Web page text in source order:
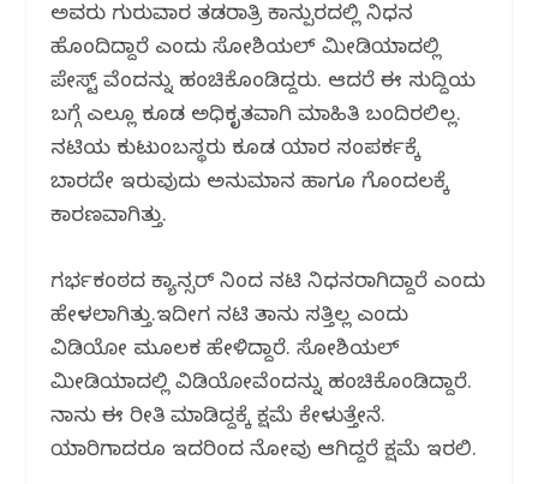
ಅವರು ಗುರುವಾರ ತಡರಾತ್ರಿ ಕಾನ್ಪುರದಲ್ಲಿ ನಿಧನ
ಹೊಂದಿದ್ದಾರೆ ಎಂದು ಸೋಶಿಯಲ್‌ ಮೀಡಿಯಾದಲ್ಲಿ
ಪೋಸ್ಟ್‌ ವೊಂದನ್ನು ಹಂಚಿಕೊಂಡಿದ್ದರು. ಆದರೆ ಈ ಸುದ್ದಿಯ
ಬಗ್ಗೆ ಎಲ್ಲೂ ಕೂಡ ಅಧಿಕೃತವಾಗಿ ಮಾಹಿತಿ ಬಂದಿರಲಿಲ್ಲ.
ನಟಿಯ ಕುಟುಂಬಸ್ಥರು ಕೂಡ ಯಾರ ಸಂಪರ್ಕಕ್ಕೆ
ಬಾರದೇ ಇರುವುದು ಅನುಮಾನ ಹಾಗೂ ಗೊಂದಲಕ್ಕೆ
ಕಾರಣವಾಗಿತ್ತು.
ಗರ್ಭಕಂಠದ ಕ್ಯಾನ್ಸರ್‌ ನಿಂದ ನಟಿ ನಿಧನರಾಗಿದ್ದಾರೆ ಎಂದು
ಹೇಳಲಾಗಿತ್ತು.ಇದೀಗ ನಟಿ ತಾನು ಸತ್ತಿಲ್ಲ ಎಂದು
ವಿಡಿಯೋ ಮೂಲಕ ಹೇಳಿದ್ದಾರೆ. ಸೋಶಿಯಲ್‌
ಮೀಡಿಯಾದಲ್ಲಿ ವಿಡಿಯೋವೊಂದನ್ನು ಹಂಚಿಕೊಂಡಿದ್ದಾರೆ.
ನಾನು ಈ ರೀತಿ ಮಾಡಿದ್ದಕ್ಕೆ ಕ್ಷಮೆ ಕೇಳುತ್ತೇನೆ.
ಯಾರಿಗಾದರೂ ಇದರಿಂದ ನೋವು ಆಗಿದ್ದರೆ ಕ್ಷಮೆ ಇರಲಿ.